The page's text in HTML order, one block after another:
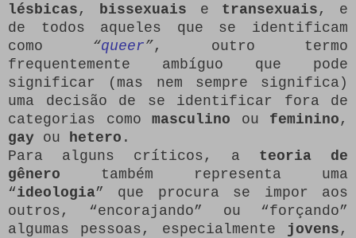
lésbicas , bissexuais e transexuais , e
de todos aqueles que se identificam
como “queer”, outro termo
frequentemente ambíguo que pode
significar (mas nem sempre significa)
uma decisão de se identificar fora de
categorias como masculino ou feminino ,
gay ou hetero .
Para alguns críticos, a teoria de
gênero também representa uma
“ideologia” que procura se impor aos
outros, “encorajando” ou “forçando”
algumas pessoas, especialmente jovens ,